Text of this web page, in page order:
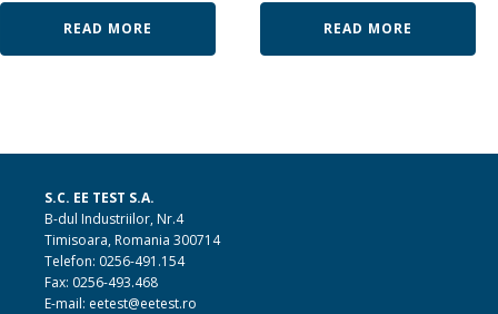
READ MORE READ MORE
S.C. EE TEST S.A.
B-dul Industriilor, Nr.4
Timisoara, Romania 300714
Telefon: 0256-491.154
Fax: 0256-493.468
E-mail: eetest@eetest.ro